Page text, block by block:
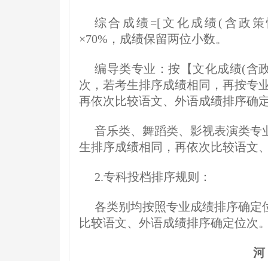
综合成绩=[文化成绩(含政策
×70%，成绩保留两位小数。
编导类专业：按【文化成绩(含
次，若考生排序成绩相同，再按专
再依次比较语文、外语成绩排序确
音乐类、舞蹈类、影视表演类
生排序成绩相同，再依次比较语文
2.专科投档排序规则：
各类别均按照专业成绩排序确
比较语文、外语成绩排序确定位次
河